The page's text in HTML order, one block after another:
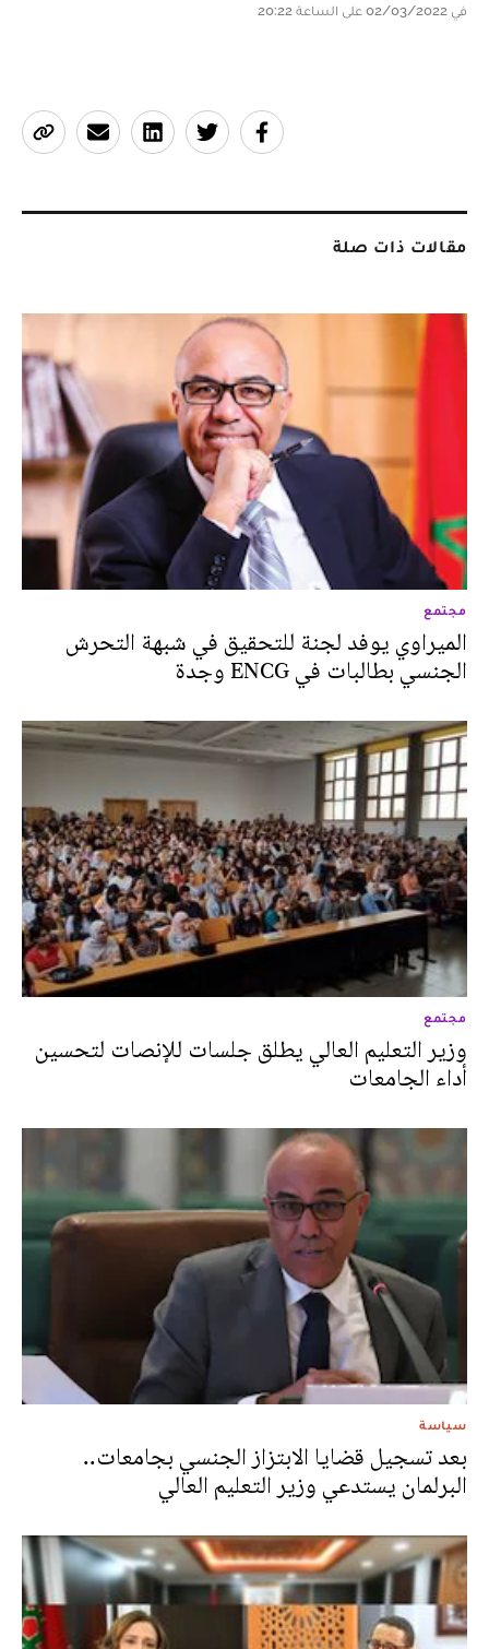
في 02/03/2022 على الساعة 20:22
مقالات ذات صلة
مجتمع
الميراوي يوفد لجنة للتحقيق في شبهة التحرش
الجنسي بطالبات في ENCG وجدة
مجتمع
وزير التعليم العالي يطلق جلسات للإنصات لتحسين
أداء الجامعات
سياسة
بعد تسجيل قضايا الابتزاز الجنسي بجامعات..
البرلمان يستدعي وزير التعليم العالي